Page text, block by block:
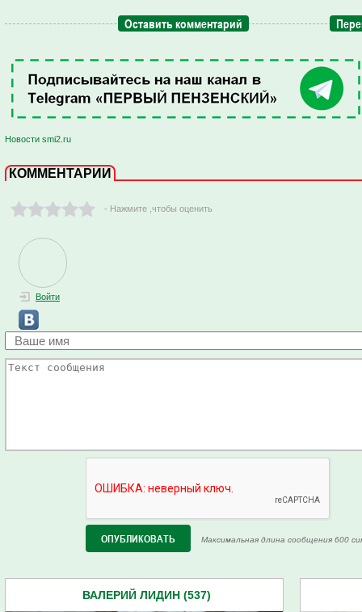
Оставить комментарий
Новости smi2.ru
КОММЕНТАРИИ
- Нажмите ,чтобы оценить
Войти
Максимальная длина сообщения 600
ВАЛЕРИЙ ЛИДИН (537)